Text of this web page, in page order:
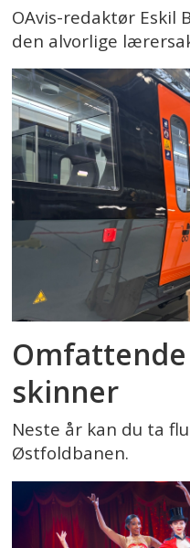
OAvis-redaktør Eskil
den alvorlige
skinner
Neste år kan du ta
Østfoldbanen.